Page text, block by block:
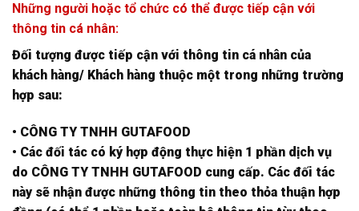
Những người hoặc tổ chức có thể được tiếp cận với
thông tin cá nhân:
Đối tượng được tiếp cận với thông tin cá nhân của
khách hàng/ Khách hàng thuộc một trong những trường
hợp sau:
• CÔNG TY TNHH GUTAFOOD
• Các đối tác có ký hợp động thực hiện 1 phần dịch vụ
do CÔNG TY TNHH GUTAFOOD cung cấp. Các đối tác
này sẽ nhận được những thông tin theo thỏa thuận hợp